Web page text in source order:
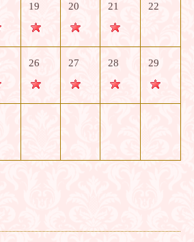
19 20 21 22
26 27 28 29